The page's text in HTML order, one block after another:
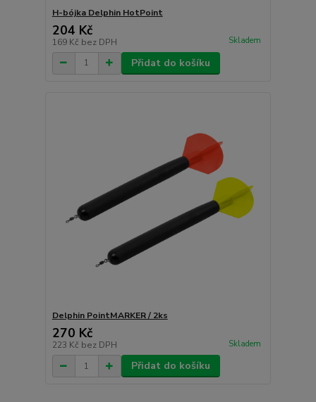
H-bójka Delphin HotPoint
204 Kč
169 Kč bez DPH Skladem
Přidat do košíku
Delphin PointMARKER / 2ks
270 Kč
223 Kč bez DPH Skladem
Přidat do košíku